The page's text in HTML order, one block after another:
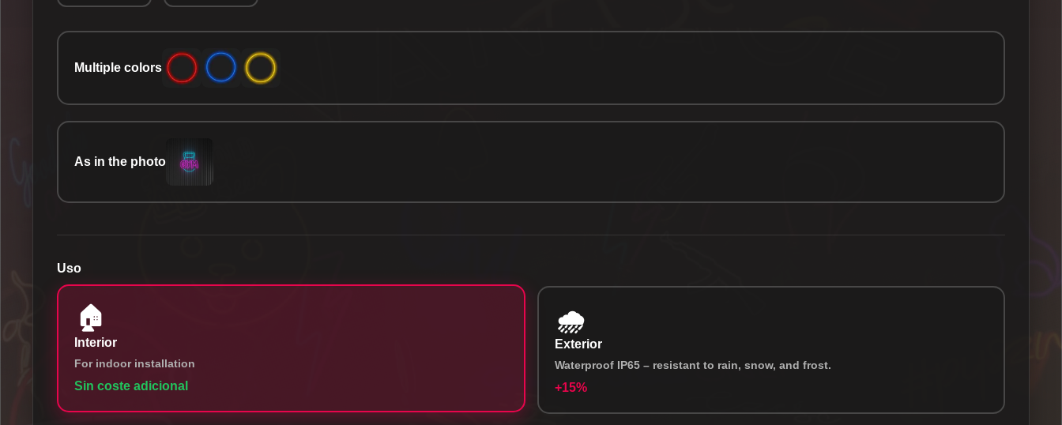
Multiple colors
As in the photo
Uso
🏠
Interior
For indoor installation
Sin coste adicional
🌧️
Exterior
Waterproof IP65 – resistant to rain, snow, and frost.
+15%